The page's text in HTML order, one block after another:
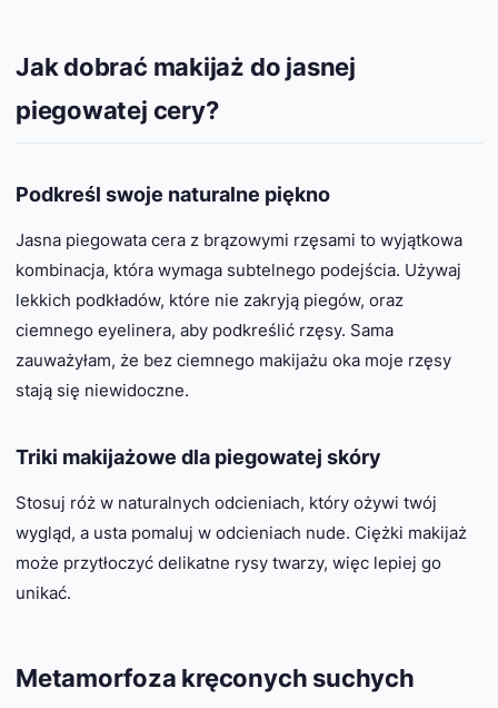
Jak dobrać makijaż do jasnej
piegowatej cery?
Podkreśl swoje naturalne piękno
Jasna piegowata cera z brązowymi rzęsami to wyjątkowa
kombinacja, która wymaga subtelnego podejścia. Używaj
lekkich podkładów, które nie zakryją piegów, oraz
ciemnego eyelinera, aby podkreślić rzęsy. Sama
zauważyłam, że bez ciemnego makijażu oka moje rzęsy
stają się niewidoczne.
Triki makijażowe dla piegowatej skóry
Stosuj róż w naturalnych odcieniach, który ożywi twój
wygląd, a usta pomaluj w odcieniach nude. Ciężki makijaż
może przytłoczyć delikatne rysy twarzy, więc lepiej go
unikać.
Metamorfoza kręconych suchych